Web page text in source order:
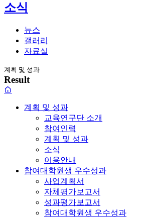
소식
뉴스
갤러리
자료실
계획 및 성과
Result
계획 및 성과
교육연구단 소개
참여인력
계획 및 성과
소식
이용안내
참여대학원생 우수성과
사업계획서
자체평가보고서
성과평가보고서
참여대학원생 우수성과